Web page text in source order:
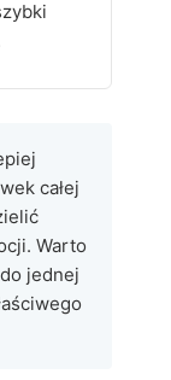
całej
Warto
jednej